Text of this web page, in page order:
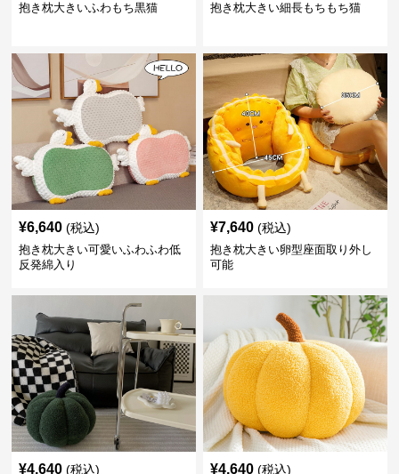
抱き枕大きいふわもち黒猫 抱き枕大きい細長もちもち猫
¥6,640 (税込)
抱き枕大きい可愛いふわふわ低
反発綿入り
¥7,640 (税込)
抱き枕大きい卵型座面取り外し
可能
¥4,640 (税込) ¥4,640 (税込)